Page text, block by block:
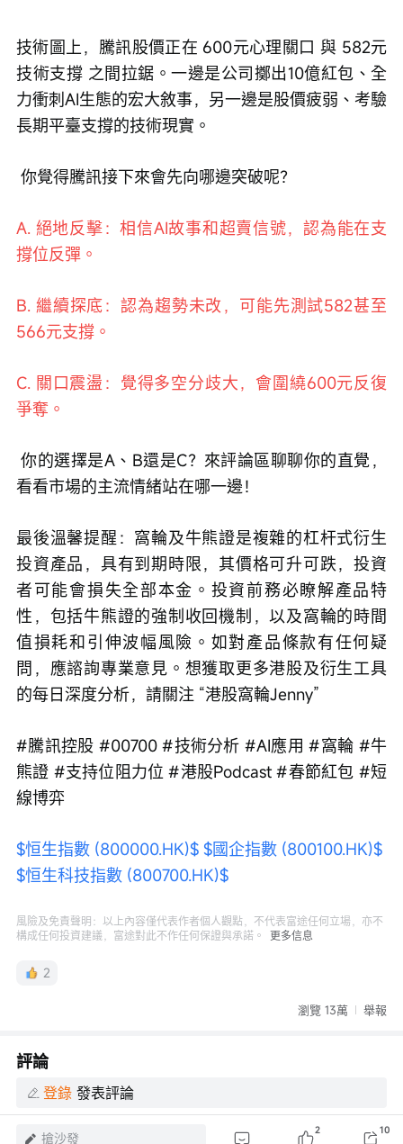
技術圖上，騰訊股價正在 600元心理關口 與 582元
技術支撐 之間拉鋸。一邊是公司擲出10億紅包、全
力衝刺AI生態的宏大敘事，另一邊是股價疲弱、考驗
長期平臺支撐的技術現實。
你覺得騰訊接下來會先向哪邊突破呢？
A. 絕地反擊：相信AI故事和超賣信號，認為能在支
撐位反彈。
B. 繼續探底：認為趨勢未改，可能先測試582甚至
566元支撐。
C. 關口震盪：覺得多空分歧大，會圍繞600元反復
爭奪。
你的選擇是A、B還是C？來評論區聊聊你的直覺，
看看市場的主流情緒站在哪一邊！
最後溫馨提醒：窩輪及牛熊證是複雜的杠杆式衍生
投資產品，具有到期時限，其價格可升可跌，投資
者可能會損失全部本金。投資前務必瞭解產品特
性，包括牛熊證的強制收回機制，以及窩輪的時間
值損耗和引伸波幅風險。如對產品條款有任何疑
問，應諮詢專業意見。想獲取更多港股及衍生工具
的每日深度分析，請關注 “港股窩輪Jenny”
#騰訊控股 #00700 #技術分析 #AI應用 #窩輪 #牛
熊證 #支持位阻力位 #港股Podcast #春節紅包 #短
線博弈
$恒生指數 (800000.HK)$ $國企指數 (800100.HK)$
$恒生科技指數 (800700.HK)$
風險及免責聲明：以上內容僅代表作者個人觀點，不代表富途任何立場，亦不
構成任何投資建議，富途對此不作任何保證與承諾。
更多信息
2
瀏覽 13萬 舉報
評論
登錄 發表評論
搶沙發 2 10